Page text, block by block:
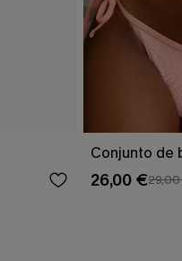
Conjunto de
26,00 €